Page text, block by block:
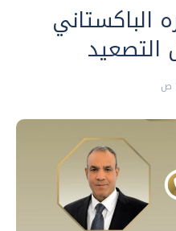
الباكستاني